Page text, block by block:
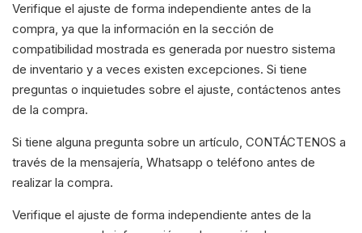
Verifique el ajuste de forma independiente antes de la
compra, ya que la información en la sección de
compatibilidad mostrada es generada por nuestro sistema
de inventario y a veces existen excepciones. Si tiene
preguntas o inquietudes sobre el ajuste, contáctenos antes
de la compra.
Si tiene alguna pregunta sobre un artículo, CONTÁCTENOS a
través de la mensajería, Whatsapp o teléfono antes de
realizar la compra.
Verifique el ajuste de forma independiente antes de la